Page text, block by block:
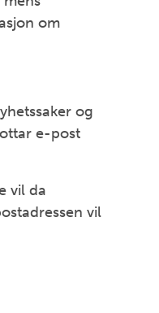
om
og
e-post
vil da
vil